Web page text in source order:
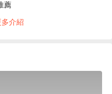
薦
圈等景點皆十分方便。
介紹